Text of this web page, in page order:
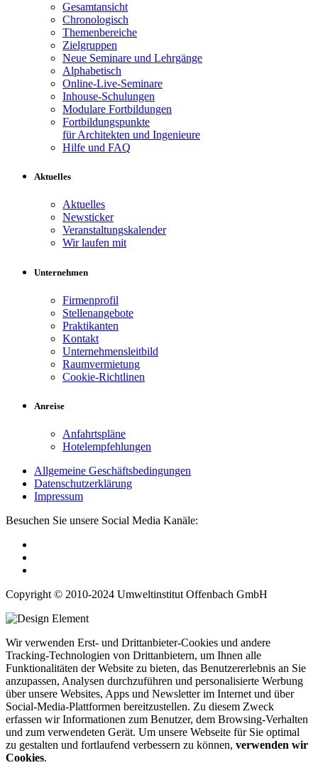
Gesamtansicht
Chronologisch
Themenbereiche
Zielgruppen
Neue Seminare und Lehrgänge
Alphabetisch
Online-Live-Seminare
Inhouse-Schulungen
Modulare Fortbildungen
Fortbildungspunkte
für Architekten und Ingenieure
Hilfe und FAQ
Aktuelles
Aktuelles
Newsticker
Veranstaltungskalender
Wir laufen mit
Unternehmen
Firmenprofil
Stellenangebote
Praktikanten
Kontakt
Unternehmensleitbild
Raumvermietung
Cookie-Richtlinen
Anreise
Anfahrtspläne
Hotelempfehlungen
Allgemeine Geschäftsbedingungen
Datenschutzerklärung
Impressum
Besuchen Sie unsere Social Media Kanäle:
Copyright © 2010-2024 Umweltinstitut Offenbach GmbH
Wir verwenden Erst- und Drittanbieter-Cookies und andere
Tracking-Technologien von Drittanbietern, um Ihnen alle
Funktionalitäten der Website zu bieten, das Benutzererlebnis an Sie
anzupassen, Analysen durchzuführen und personalisierte Werbung
über unsere Websites, Apps und Newsletter im Internet und über
Social-Media-Plattformen bereitzustellen. Zu diesem Zweck
erfassen wir Informationen zum Benutzer, dem Browsing-Verhalten
und zum verwendeten Gerät. Um unsere Webseite für Sie optimal
zu gestalten und fortlaufend verbessern zu können, verwenden wir
Cookies.